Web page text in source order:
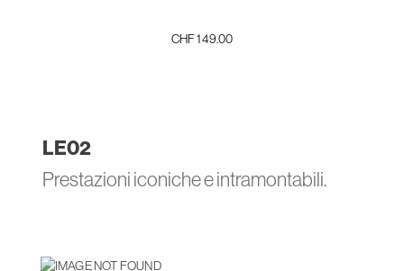
CHF 149.00
LE02
Prestazioni iconiche e intramontabili.